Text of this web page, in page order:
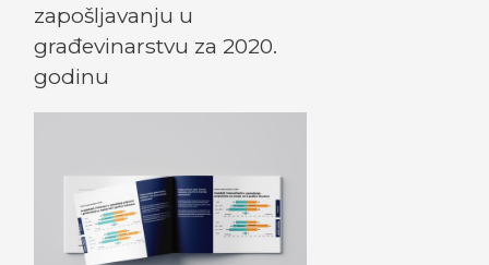
zapošljavanju u
građevinarstvu za 2020.
godinu